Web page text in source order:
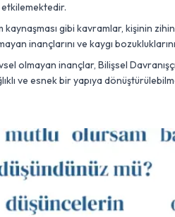
gibi kavramlar, kişinin
inançlarını ve kaygı
olmayan inançlar, Bilişsel
ve esnek bir yapıya